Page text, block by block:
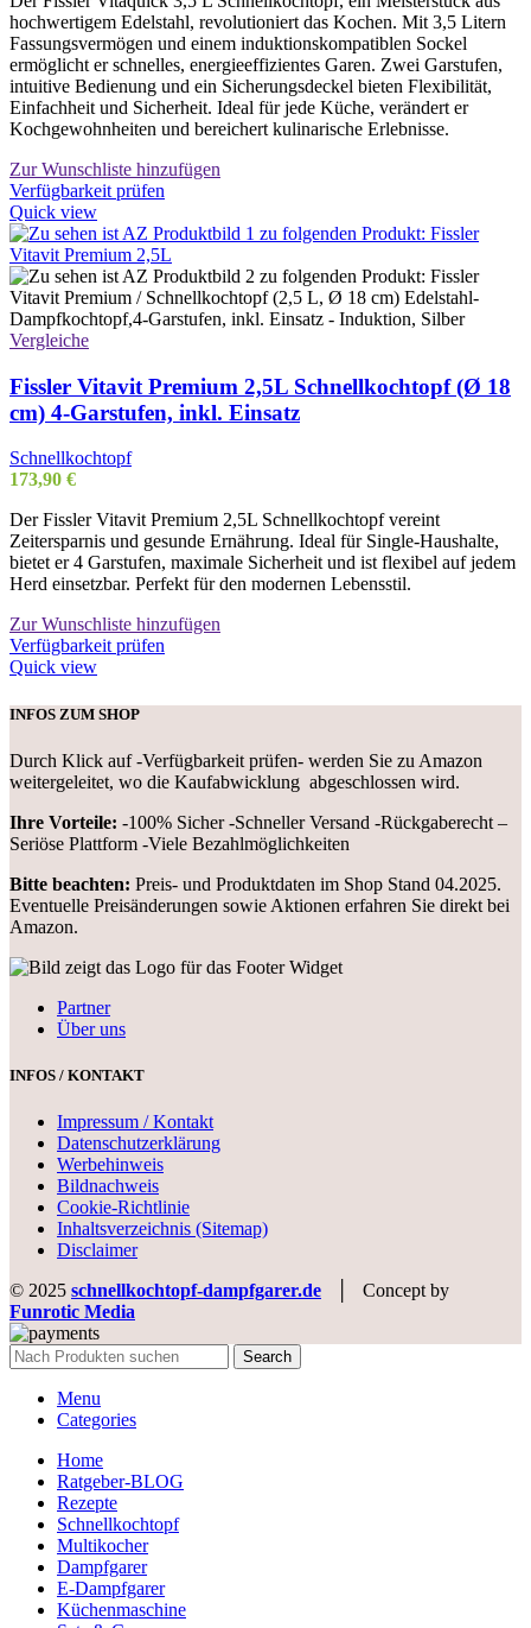
hochwertigem Edelstahl, revolutioniert das Kochen. Mit 3,5 Litern
Fassungsvermögen und einem induktionskompatiblen Sockel
ermöglicht er schnelles, energieeffizientes Garen. Zwei Garstufen,
intuitive Bedienung und ein Sicherungsdeckel bieten Flexibilität,
Einfachheit und Sicherheit. Ideal für jede Küche, verändert er
Kochgewohnheiten und bereichert kulinarische Erlebnisse.
Zur Wunschliste hinzufügen
Verfügbarkeit prüfen
Quick view
Vergleiche
Fissler Vitavit Premium 2,5L Schnellkochtopf (Ø 18
cm) 4-Garstufen, inkl. Einsatz
Schnellkochtopf
173,90 €
Der Fissler Vitavit Premium 2,5L Schnellkochtopf vereint
Zeitersparnis und gesunde Ernährung. Ideal für Single-Haushalte,
bietet er 4 Garstufen, maximale Sicherheit und ist flexibel auf jedem
Herd einsetzbar. Perfekt für den modernen Lebensstil.
Zur Wunschliste hinzufügen
Verfügbarkeit prüfen
Quick view
INFOS ZUM SHOP
Durch Klick auf -Verfügbarkeit prüfen- werden Sie zu Amazon
weitergeleitet, wo die Kaufabwicklung abgeschlossen wird.
Ihre Vorteile: -100% Sicher -Schneller Versand -Rückgaberecht –
Seriöse Plattform -Viele Bezahlmöglichkeiten
Bitte beachten: Preis- und Produktdaten im Shop Stand 04.2025.
Eventuelle Preisänderungen sowie Aktionen erfahren Sie direkt bei
Amazon.
Partner
Über uns
INFOS / KONTAKT
Impressum / Kontakt
Datenschutzerklärung
Werbehinweis
Bildnachweis
Cookie-Richtlinie
Inhaltsverzeichnis (Sitemap)
Disclaimer
© 2025 schnellkochtopf-dampfgarer.de │ Concept by
Funrotic Media
Search
Menu
Categories
Home
Ratgeber-BLOG
Rezepte
Schnellkochtopf
Multikocher
Dampfgarer
E-Dampfgarer
Küchenmaschine